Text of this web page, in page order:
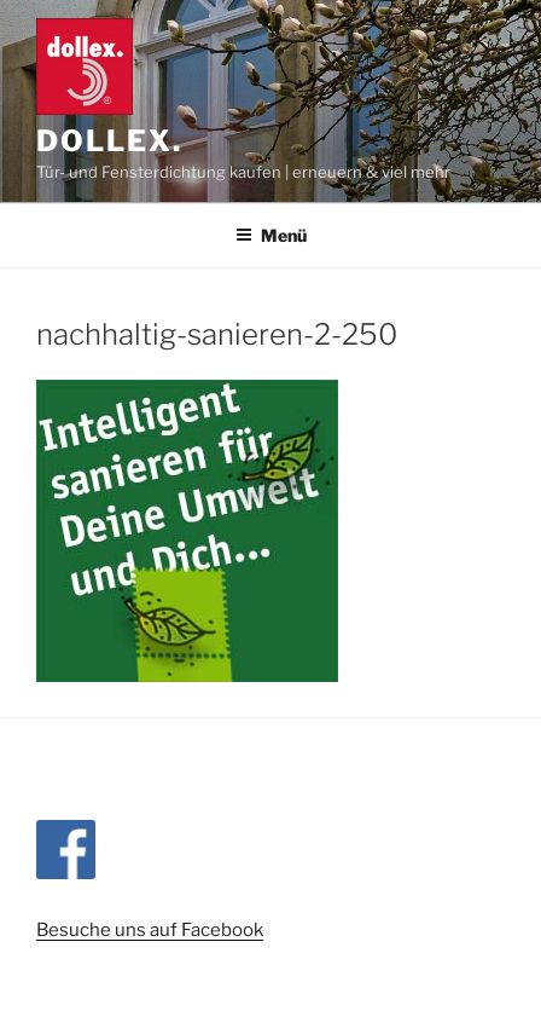
Zum
Inhalt
springen
DOLLEX.
Tür- und Fensterdichtung kaufen | erneuern & viel mehr
Menü
nachhaltig-sanieren-2-250
Besuche uns auf Facebook